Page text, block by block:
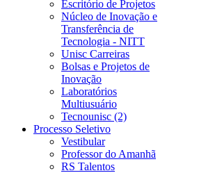
Escritório de Projetos
Núcleo de Inovação e
Transferência de
Tecnologia - NITT
Unisc Carreiras
Bolsas e Projetos de
Inovação
Laboratórios
Multiusuário
Tecnounisc (2)
Processo Seletivo
Vestibular
Professor do Amanhã
RS Talentos